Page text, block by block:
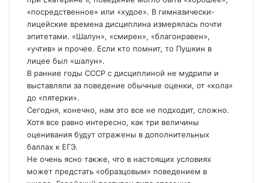
«посредственное» или «худое». В гимназически-
лицейские времена дисциплина измерялась почти
эпитетами. «Шалун», «смирен», «благонравен»,
«учтив» и прочее. Если кто помнит, то Пушкин в
лицее был «шалун».
В ранние годы СССР с дисциплиной не мудрили и
выставляли за поведение обычные оценки, от «кола»
до «пятерки».
Сегодня, конечно, нам это все не подходит, сложно.
Хотя все равно интересно, как три величины
оценивания будут отражены в дополнительных
баллах к ЕГЭ.
Не очень ясно также, что в настоящих условиях
может предстать «образцовым» поведением в